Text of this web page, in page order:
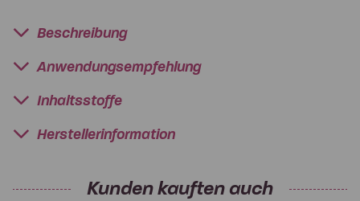
Beschreibung
Anwendungsempfehlung
Inhaltsstoffe
Herstellerinformation
Kunden kauften auch